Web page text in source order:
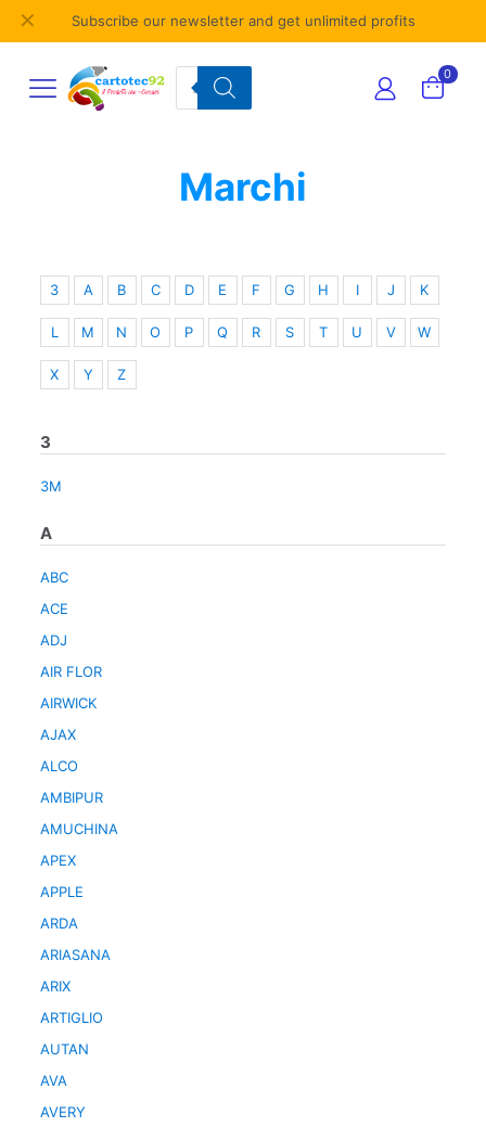
Subscribe our newsletter and get unlimited profits
✕
Products
search
0
Marchi
3 A B C D E F G H I J K
L M N O P Q R S T U V W
X Y Z
3
3M
A
ABC
ACE
ADJ
AIR FLOR
AIRWICK
AJAX
ALCO
AMBIPUR
AMUCHINA
APEX
APPLE
ARDA
ARIASANA
ARIX
ARTIGLIO
AUTAN
AVA
AVERY